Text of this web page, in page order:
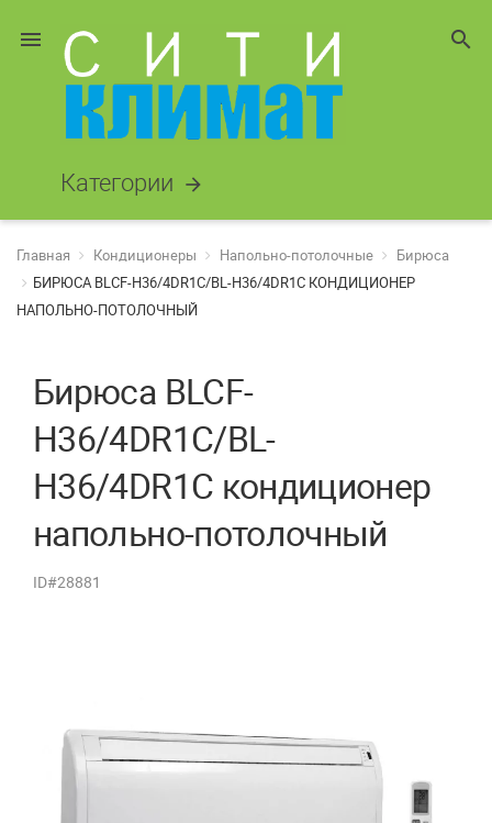
menu search
Категории arrow_forward
Главная Кондиционеры Напольно-потолочные
Бирюса
БИРЮСА BLCF-H36/4DR1C/BL-H36/4DR1C КОНДИЦИОНЕР
НАПОЛЬНО-ПОТОЛОЧНЫЙ
Бирюса BLCF-
H36/4DR1C/BL-
H36/4DR1C кондиционер
напольно-потолочный
ID#28881